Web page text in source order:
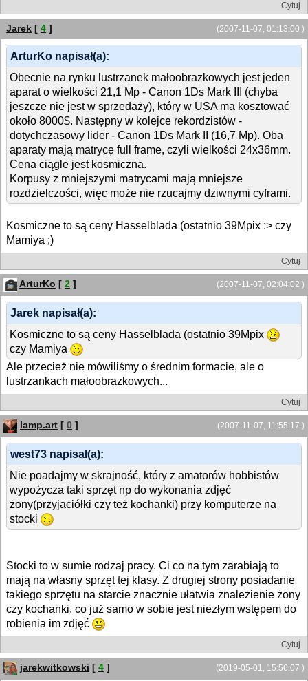
Cytuj
(2007-11-07, 01:13:00 )
Jarek [ 4 ]
ArturKo napisał(a):
Obecnie na rynku lustrzanek małoobrazkowych jest jeden
aparat o wielkości 21,1 Mp - Canon 1Ds Mark III (chyba
jeszcze nie jest w sprzedaży), który w USA ma kosztować
około 8000$. Następny w kolejce rekordzistów -
dotychczasowy lider - Canon 1Ds Mark II (16,7 Mp). Oba
aparaty mają matrycę full frame, czyli wielkości 24x36mm.
Cena ciągle jest kosmiczna.
Korpusy z mniejszymi matrycami mają mniejsze
rozdzielczości, więc może nie rzucajmy dziwnymi cyframi.
Kosmiczne to są ceny Hasselblada (ostatnio 39Mpix :> czy
Mamiya ;)
Cytuj
(2007-11-07, 02:04:02 )
ArturKo [ 2 ]
Jarek napisał(a):
Kosmiczne to są ceny Hasselblada (ostatnio 39Mpix
czy Mamiya
Ale przecież nie mówiliśmy o średnim formacie, ale o
lustrzankach małoobrazkowych...
Cytuj
(2007-11-07, 11:55:17 )
lamp.art [ 0 ]
west73 napisał(a):
Nie poadajmy w skrajność, który z amatorów hobbistów
wypożycza taki sprzęt np do wykonania zdjęć
żony(przyjaciółki czy też kochanki) przy komputerze na
stocki
Stocki to w sumie rodzaj pracy. Ci co na tym zarabiają to
mają na własny sprzęt tej klasy. Z drugiej strony posiadanie
takiego sprzętu na starcie znacznie ułatwia znalezienie żony
czy kochanki, co już samo w sobie jest niezłym wstępem do
robienia im zdjęć
Cytuj
(2019-05-01, 15:56:07 )
jarekwitkowski [ 4 ]